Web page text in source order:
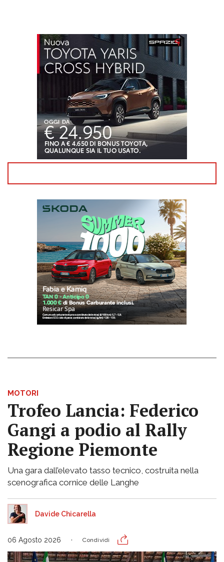
MOTORI
Trofeo Lancia: Federico
Gangi a podio al Rally
Regione Piemonte
Una gara dall’elevato tasso tecnico, costruita nella
scenografica cornice delle Langhe
Davide Chicarella
06 Agosto 2026 Condividi